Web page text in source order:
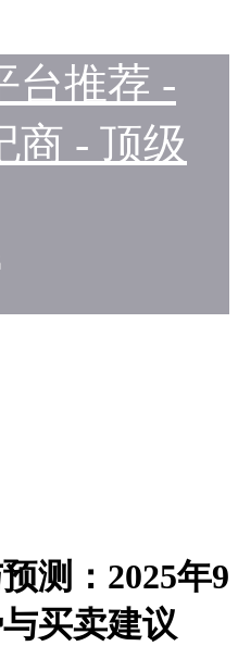
台推荐 -
商 - 顶级
测：2025年9
买卖建议